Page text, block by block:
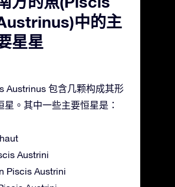
中的主
星星
Austrinus 包含几颗构成其形
星。其中一些主要恒星是：
Austrini
Piscis Austrini